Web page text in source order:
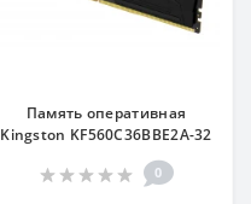
Память оперативная
Kingston KF560C36BBE2A-32
0